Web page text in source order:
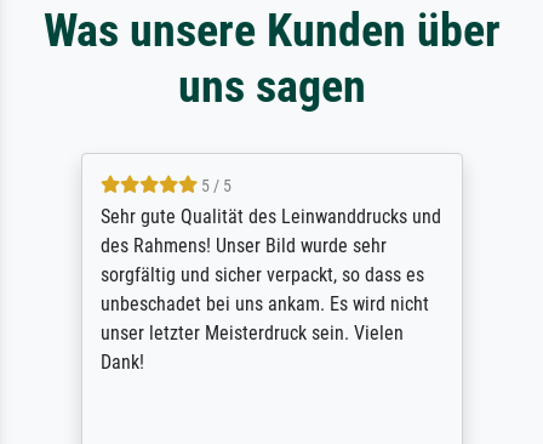
Was unsere Kunden über
uns sagen
5 / 5
Sehr gute Qualität des Leinwanddrucks und
des Rahmens! Unser Bild wurde sehr
sorgfältig und sicher verpackt, so dass es
unbeschadet bei uns ankam. Es wird nicht
unser letzter Meisterdruck sein. Vielen
Dank!